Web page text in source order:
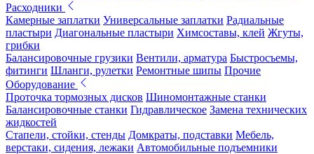
Расходники
Камерные заплатки Универсальные заплатки Радиальные
пластыри Диагональные пластыри Химсоставы, клей Жгуты,
грибки
Балансировочные грузики Вентили, арматура Быстросъемы,
фитинги Шланги, рулетки Ремонтные шипы Прочие
Оборудование
Проточка тормозных дисков Шиномонтажные станки
Балансировочные станки Гидравлическое Замена технических
жидкостей
Стапели, стойки, стенды Домкраты, подставки Мебель,
верстаки, сидения, лежаки Автомобильные подъемники